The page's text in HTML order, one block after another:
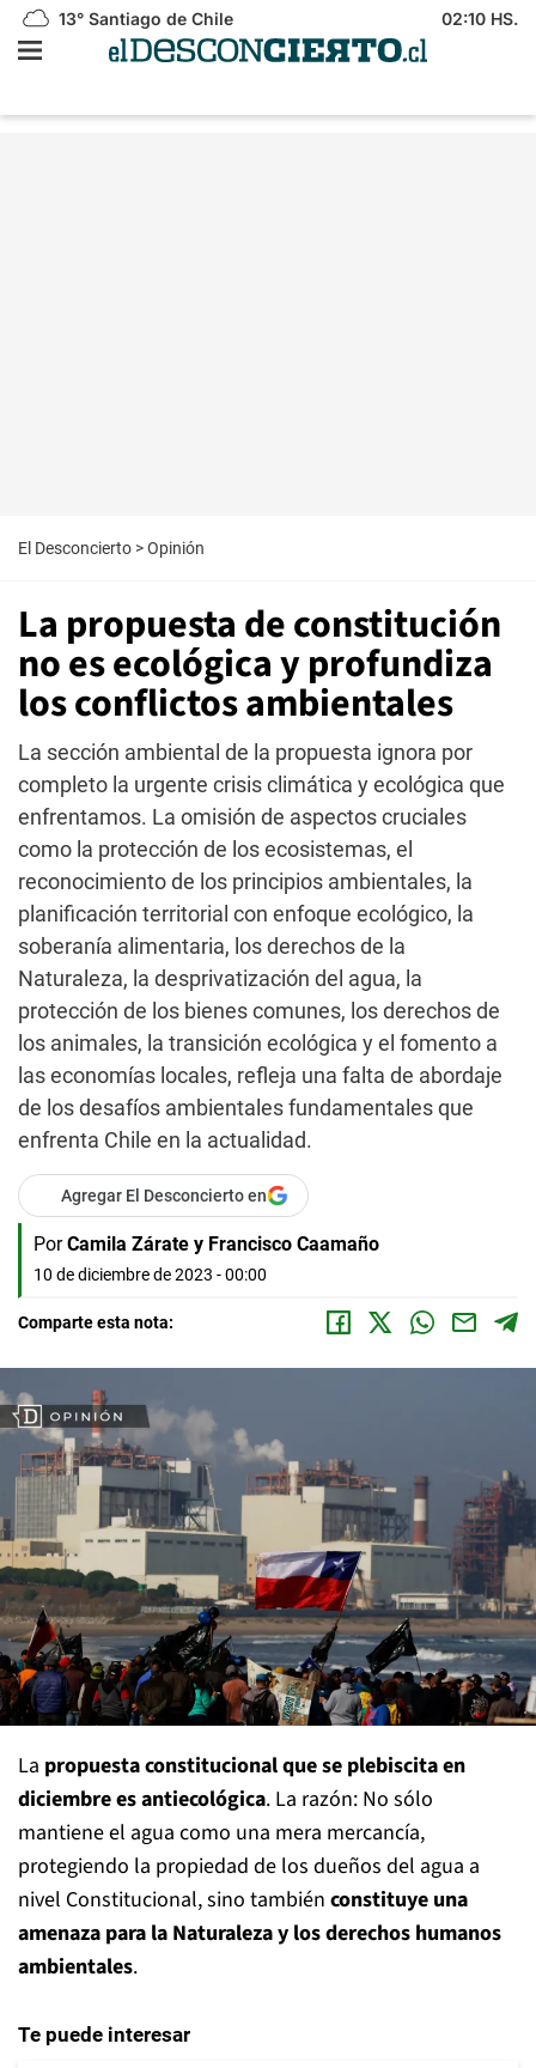
13° Santiago de Chile 02:10 HS.
El Desconcierto >Opinión
La propuesta de constitución
no es ecológica y profundiza
los conflictos ambientales
La sección ambiental de la propuesta ignora por
completo la urgente crisis climática y ecológica que
enfrentamos. La omisión de aspectos cruciales
como la protección de los ecosistemas, el
reconocimiento de los principios ambientales, la
planificación territorial con enfoque ecológico, la
soberanía alimentaria, los derechos de la
Naturaleza, la desprivatización del agua, la
protección de los bienes comunes, los derechos de
los animales, la transición ecológica y el fomento a
las economías locales, refleja una falta de abordaje
de los desafíos ambientales fundamentales que
enfrenta Chile en la actualidad.
Agregar El Desconcierto en
Por Camila Zárate y Francisco Caamaño
10 de diciembre de 2023 - 00:00
Comparte esta nota:
La propuesta constitucional que se plebiscita en
diciembre es antiecológica. La razón: No sólo
mantiene el agua como una mera mercancía,
protegiendo la propiedad de los dueños del agua a
nivel Constitucional, sino también constituye una
amenaza para la Naturaleza y los derechos humanos
ambientales.
Te puede interesar